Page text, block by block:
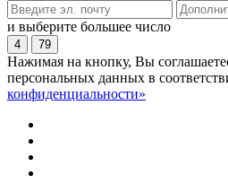
и выберите большее число
4 79
Нажимая на кнопку, Вы
персональных данных в
конфиденциальности»